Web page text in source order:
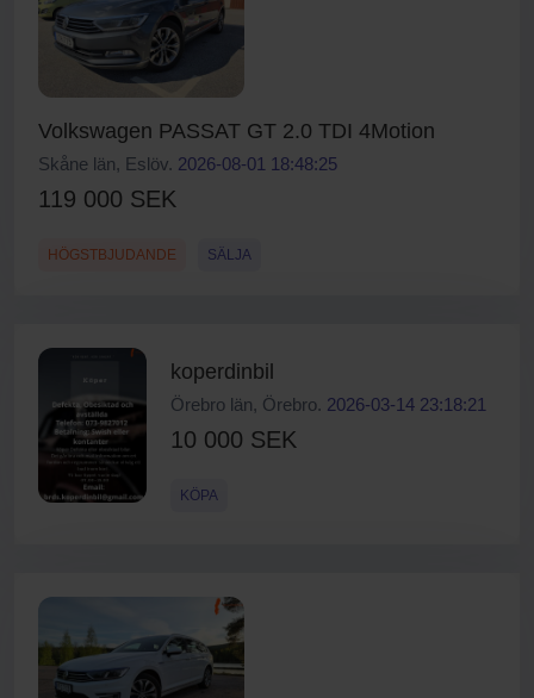
Volkswagen PASSAT GT 2.0 TDI 4Motion
Skåne län, Eslöv. 2026-08-01 18:48:25
119 000 SEK
HÖGSTBJUDANDE SÄLJA
koperdinbil
Örebro län, Örebro. 2026-03-14 23:18:21
10 000 SEK
KÖPA